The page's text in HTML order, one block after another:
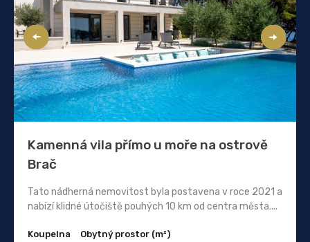
Kamenná vila přímo u moře na ostrově
Brač
Tato nádherná nemovitost byla postavena v roce 2021 a
nabízí klidné útočiště pouhých 10 km od centra města....
Koupelna
Obytný prostor (m²)